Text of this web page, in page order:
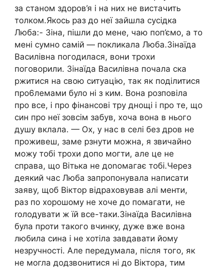
за станом здоров’я і на них не вистачить
толком.Якось раз до неї зайшла сусідка
Люба:- Зіна, пішли до мене, чаю поп’ємо, а то
мені сумно самій — покликала Люба.Зінаїда
Василівна погодилася, вони трохи
поговорили. Зінаїда Василівна почала ска
ржитися на свою ситуацію, так як поділитися
про6лемами було ні з ким. Вона розповіла
про все, і про фінансові тру днощі і про те, що
син про неї зовсім забув, хоча вона в нього
душу вклала. — Ох, у нас в селі без дров не
проживеш, заме рзнути можна, я звичайно
можу тобі трохи допo могти, але це не
справа, що Вітька не доnомагає тобі.Через
деякий час Люба запропонувала написати
заяву, щоб Віктор відраховував алі менти,
раз по хорошому не хоче до помагати, не
rолодувати ж їй все-таки.Зінаїда Василівна
була проти такого вчинку, дуже вже вона
любила сина і не хотіла завдавати йому
незручності. Але передумала, після того, як
не могла додзвонитися ні до Віктора, тим